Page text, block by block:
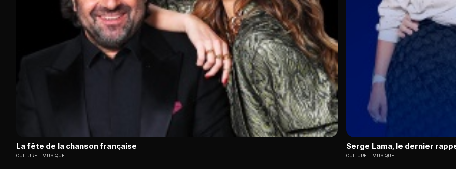
La fête de la chanson française
CULTURE MUSIQUE
Serge Lama, le dernier
CULTURE MUSIQUE